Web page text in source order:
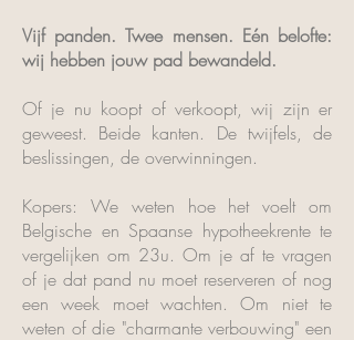
Vijf panden. Twee mensen. Eén belofte:
wij hebben jouw pad bewandeld.
Of je nu koopt of verkoopt, wij zijn er
geweest. Beide kanten. De twijfels, de
beslissingen, de overwinningen.
Kopers: We weten hoe het voelt om
Belgische en Spaanse hypotheekrente te
vergelijken om 23u. Om je af te vragen
of je dat pand nu moet reserveren of nog
een week moet wachten. Om niet te
weten of die "charmante verbouwing" een